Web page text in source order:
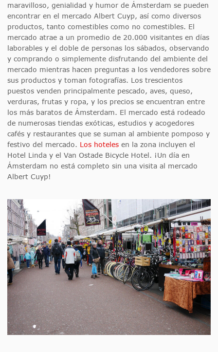
maravilloso, genialidad y humor de Ámsterdam se pueden
encontrar en el mercado Albert Cuyp, así como diversos
productos, tanto comestibles como no comestibles. El
mercado atrae a un promedio de 20.000 visitantes en días
laborables y el doble de personas los sábados, observando
y comprando o simplemente disfrutando del ambiente del
mercado mientras hacen preguntas a los vendedores sobre
sus productos y toman fotografías. Los trescientos
puestos venden principalmente pescado, aves, queso,
verduras, frutas y ropa, y los precios se encuentran entre
los más baratos de Ámsterdam. El mercado está rodeado
de numerosas tiendas exóticas, estudios y acogedores
cafés y restaurantes que se suman al ambiente pomposo y
festivo del mercado. Los hoteles en la zona incluyen el
Hotel Linda y el Van Ostade Bicycle Hotel. ¡Un día en
Ámsterdam no está completo sin una visita al mercado
Albert Cuyp!